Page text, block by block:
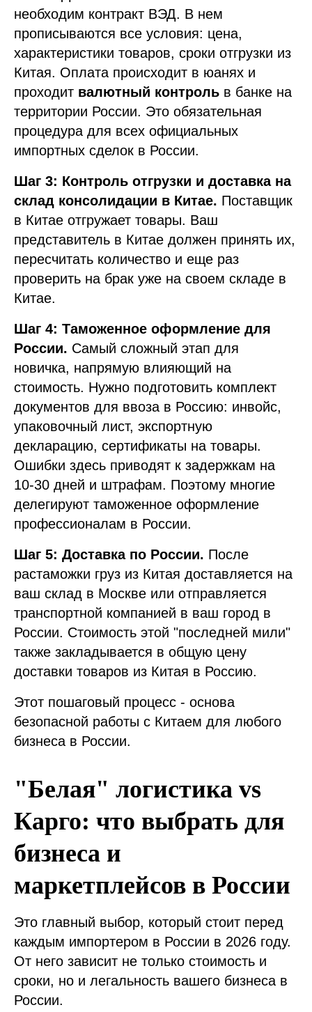
необходим контракт ВЭД. В нем
прописываются все условия: цена,
характеристики товаров, сроки отгрузки из
Китая. Оплата происходит в юанях и
проходит валютный контроль в банке на
территории России. Это обязательная
процедура для всех официальных
импортных сделок в России.
Шаг 3: Контроль отгрузки и доставка на
склад консолидации в Китае. Поставщик
в Китае отгружает товары. Ваш
представитель в Китае должен принять их,
пересчитать количество и еще раз
проверить на брак уже на своем складе в
Китае.
Шаг 4: Таможенное оформление для
России. Самый сложный этап для
новичка, напрямую влияющий на
стоимость. Нужно подготовить комплект
документов для ввоза в Россию: инвойс,
упаковочный лист, экспортную
декларацию, сертификаты на товары.
Ошибки здесь приводят к задержкам на
10-30 дней и штрафам. Поэтому многие
делегируют таможенное оформление
профессионалам в России.
Шаг 5: Доставка по России. После
растаможки груз из Китая доставляется на
ваш склад в Москве или отправляется
транспортной компанией в ваш город в
России. Стоимость этой "последней мили"
также закладывается в общую цену
доставки товаров из Китая в Россию.
Этот пошаговый процесс - основа
безопасной работы с Китаем для любого
бизнеса в России.
"Белая" логистика vs
Карго: что выбрать для
бизнеса и
маркетплейсов в России
Это главный выбор, который стоит перед
каждым импортером в России в 2026 году.
От него зависит не только стоимость и
сроки, но и легальность вашего бизнеса в
России.